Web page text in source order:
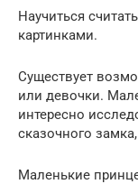
Научиться
картинками.
Существует
или девочки.
интересно
сказочного
Маленькие